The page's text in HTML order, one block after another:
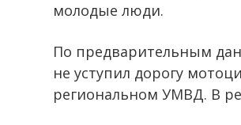
молодые люди.
По предварительным
не уступил дорогу
региональном УМВД. В